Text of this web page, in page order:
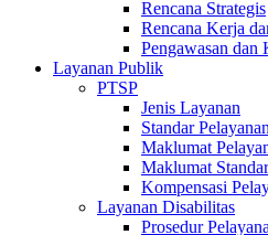
Rencana Strategis
Rencana Kerja
Pengawasan
Layanan Publik
PTSP
Jenis Layanan
Standar Pelayanan
Maklumat
Maklumat
Kompensasi
Layanan Disabilitas
Prosedur